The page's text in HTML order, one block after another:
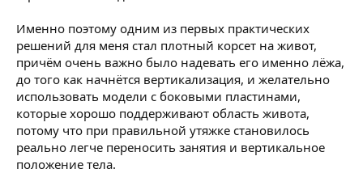
Именно поэтому одним из первых практических
решений для меня стал плотный корсет на живот,
причём очень важно было надевать его именно лёжа,
до того как начнётся вертикализация, и желательно
использовать модели с боковыми пластинами,
которые хорошо поддерживают область живота,
потому что при правильной утяжке становилось
реально легче переносить занятия и вертикальное
положение тела.